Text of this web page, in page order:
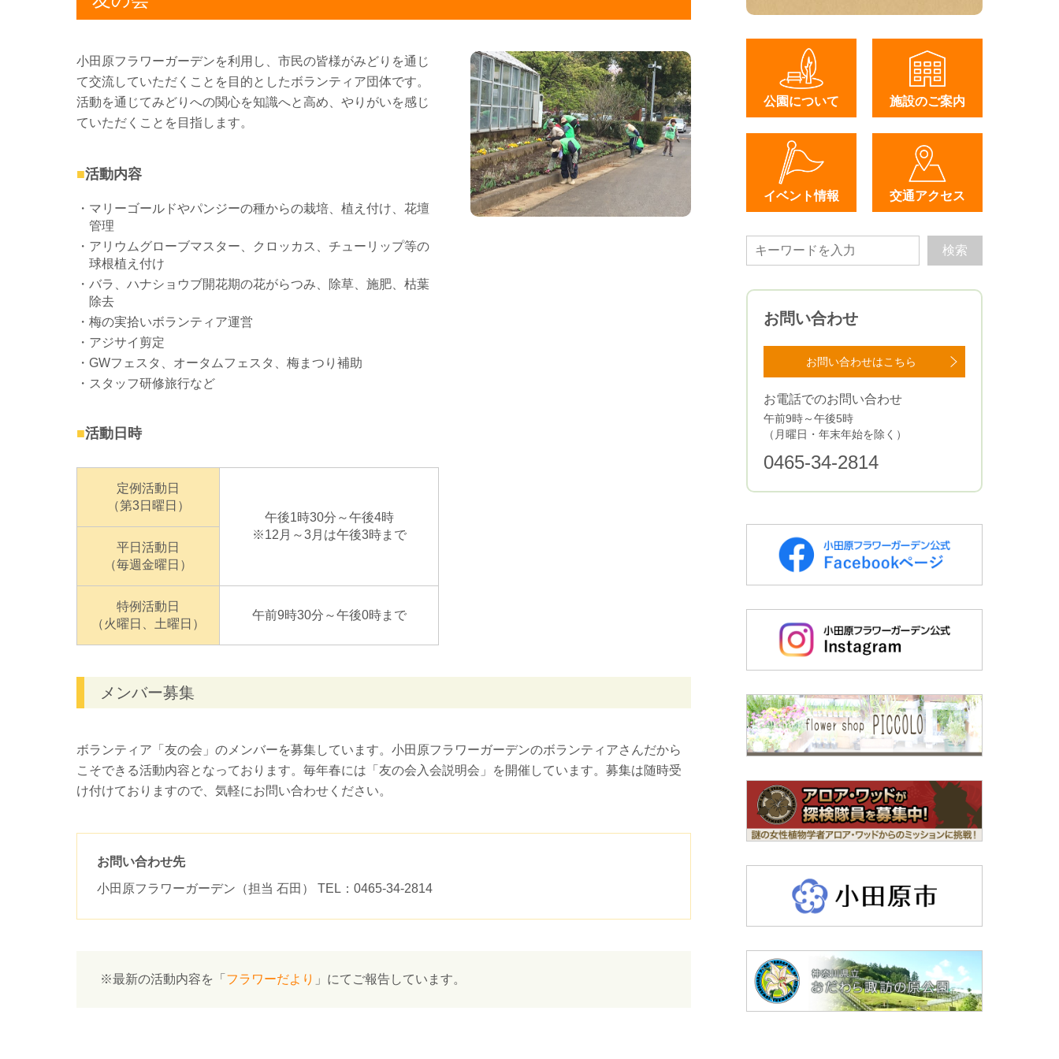
小田原フラワーガーデンを利用し、市民の皆様がみどりを通じ
て交流していただくことを目的としたボランティア団体です。
活動を通じてみどりへの関心を知識へと高め、やりがいを感じ
ていただくことを目指します。
活動内容
マリーゴールドやパンジーの種からの栽培、植え付け、花壇
管理
アリウムグローブマスター、クロッカス、チューリップ等の
球根植え付け
バラ、ハナショウブ開花期の花がらつみ、除草、施肥、枯葉
除去
梅の実拾いボランティア運営
アジサイ剪定
GWフェスタ、オータムフェスタ、梅まつり補助
スタッフ研修旅行など
活動日時
定例活動日
（第3日曜日）
午後1時30分～午後4時
※12月～3月は午後3時まで
平日活動日
（毎週金曜日）
特例活動日
（火曜日、土曜日）
午前9時30分～午後0時まで
メンバー募集
ボランティア「友の会」のメンバーを募集しています。小田原フラワーガーデンのボランティアさんだから
こそできる活動内容となっております。毎年春には「友の会入会説明会」を開催しています。募集は随時受
け付けておりますので、気軽にお問い合わせください。
お問い合わせ先
小田原フラワーガーデン（担当 石田） TEL：0465-34-2814
最新の活動内容を「 フラワーだより 」にてご報告しています。
公園について 施設のご案内
イベント情報 交通アクセス
お問い合わせ
お問い合わせはこちら
お電話でのお問い合わせ
午前9時～午後5時
（月曜日・年末年始を除く）
0465-34-2814